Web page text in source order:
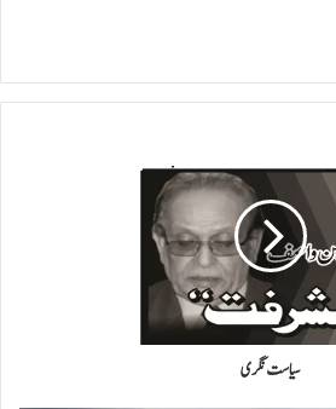
سیاست نگری